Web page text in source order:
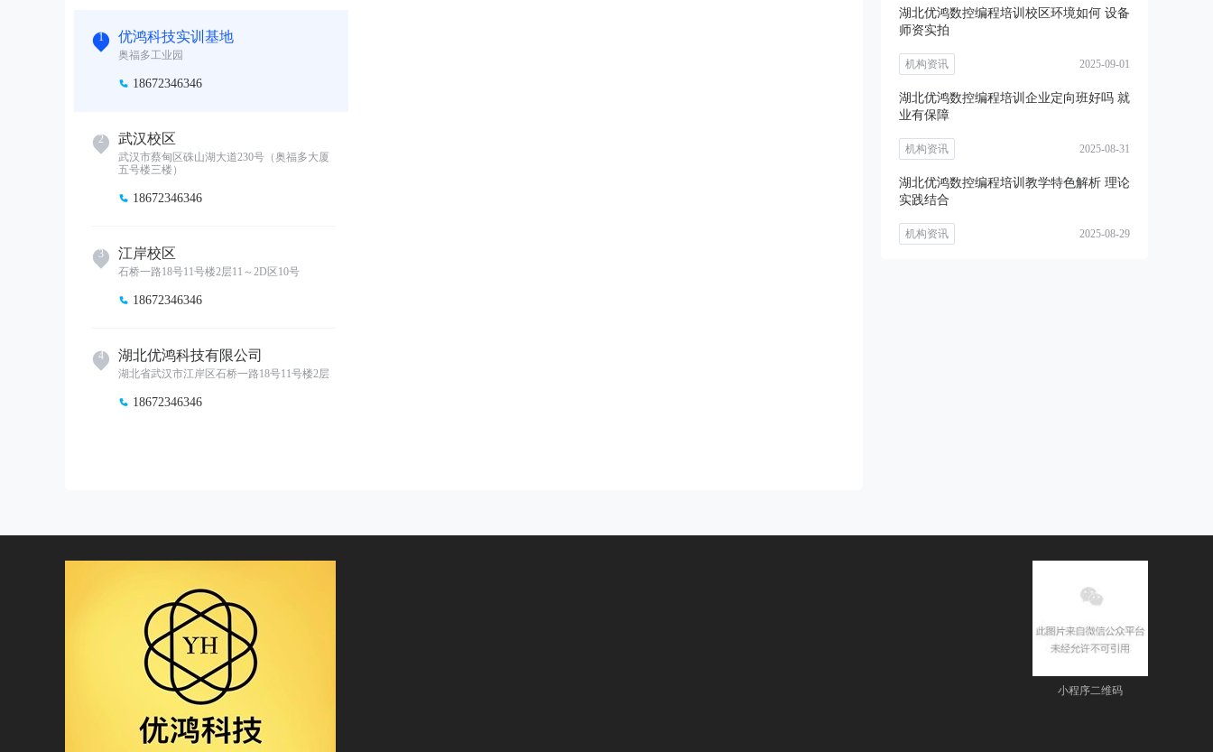
1 优鸿科技实训基地
奥福多工业园
 18672346346
2 武汉校区
武汉市蔡甸区硃山湖大道230号（奥福多大厦
五号楼三楼）
 18672346346
3 江岸校区
石桥一路18号11号楼2层11～2D区10号
 18672346346
4 湖北优鸿科技有限公司
湖北省武汉市江岸区石桥一路18号11号楼2层
 18672346346
湖北优鸿数控编程培训校区环境如何 设备
师资实拍
机构资讯 2025-09-01
湖北优鸿数控编程培训企业定向班好吗 就
业有保障
机构资讯 2025-08-31
湖北优鸿数控编程培训教学特色解析 理论
实践结合
机构资讯 2025-08-29
小程序二维码